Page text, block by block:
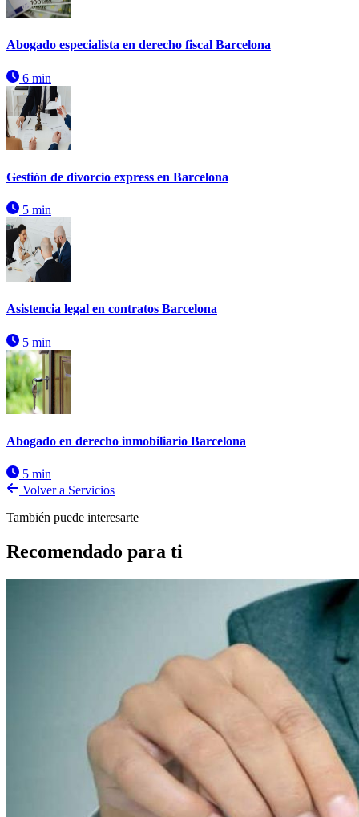
Abogado especialista en derecho fiscal Barcelona
6 min
Gestión de divorcio express en Barcelona
5 min
Asistencia legal en contratos Barcelona
5 min
Abogado en derecho inmobiliario Barcelona
5 min
Volver a Servicios
También puede interesarte
Recomendado para ti